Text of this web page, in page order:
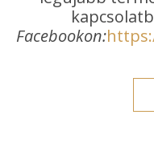
Facebookon: